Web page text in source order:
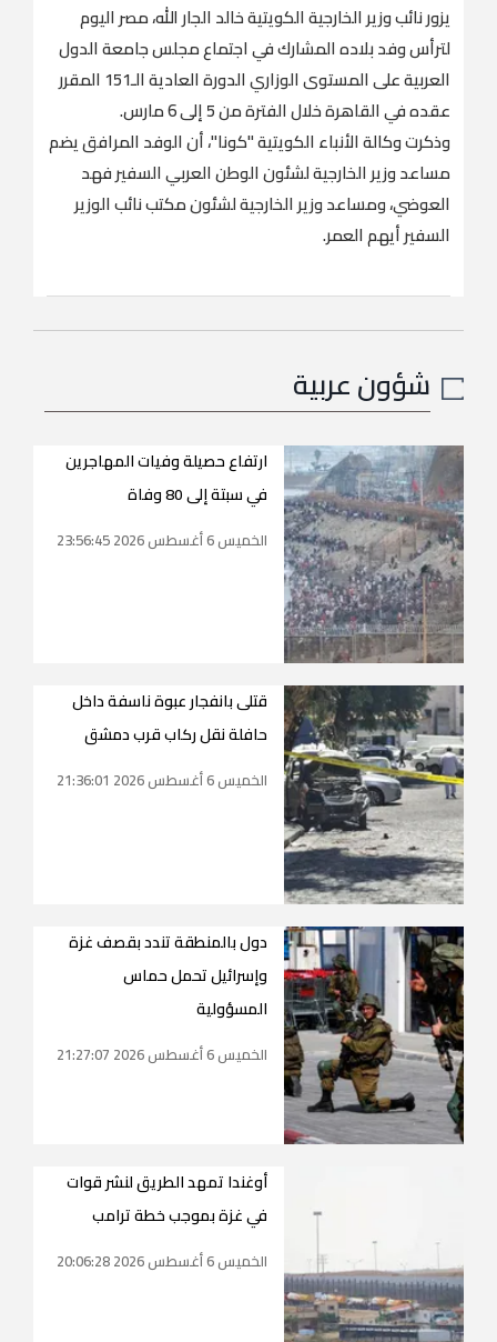
يزور نائب وزير الخارجية الكويتية خالد الجار الله، مصر اليوم
لترأس وفد بلاده المشارك في اجتماع مجلس جامعة الدول
العربية على المستوى الوزاري الدورة العادية الـ151 المقرر
عقده في القاهرة خلال الفترة من 5 إلى 6 مارس.
وذكرت وكالة الأنباء الكويتية "كونا"، أن الوفد المرافق يضم
مساعد وزير الخارجية لشئون الوطن العربي السفير فهد
العوضي، ومساعد وزير الخارجية لشئون مكتب نائب الوزير
السفير أيهم العمر.
شؤون عربية
ارتفاع حصيلة وفيات المهاجرين
في سبتة إلى 80 وفاة
الخميس 6 أغسطس 2026 23:56:45
قتلى بانفجار عبوة ناسفة داخل
حافلة نقل ركاب قرب دمشق
الخميس 6 أغسطس 2026 21:36:01
دول بالمنطقة تندد بقصف غزة
وإسرائيل تحمل حماس
المسؤولية
الخميس 6 أغسطس 2026 21:27:07
أوغندا تمهد الطريق لنشر قوات
في غزة بموجب خطة ترامب
الخميس 6 أغسطس 2026 20:06:28